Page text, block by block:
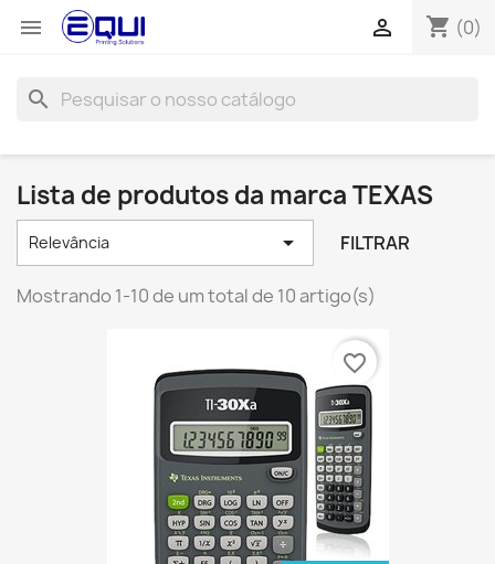
 shopping_cart (0)

search
Lista de produtos da marca TEXAS
Relevância  FILTRAR
Mostrando 1-10 de um total de 10 artigo(s)
favorite_border